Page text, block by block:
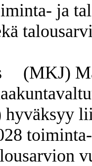
ja
(MKJ)
hyväksyy